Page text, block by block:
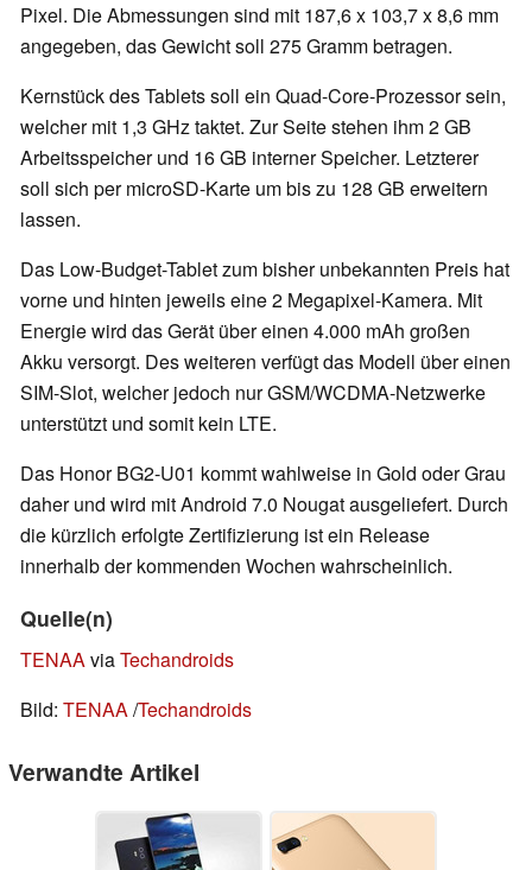
Pixel. Die Abmessungen sind mit 187,6 x 103,7 x 8,6 mm
angegeben, das Gewicht soll 275 Gramm betragen.
Kernstück des Tablets soll ein Quad-Core-Prozessor sein,
welcher mit 1,3 GHz taktet. Zur Seite stehen ihm 2 GB
Arbeitsspeicher und 16 GB interner Speicher. Letzterer
soll sich per microSD-Karte um bis zu 128 GB erweitern
lassen.
Das Low-Budget-Tablet zum bisher unbekannten Preis hat
vorne und hinten jeweils eine 2 Megapixel-Kamera. Mit
Energie wird das Gerät über einen 4.000 mAh großen
Akku versorgt. Des weiteren verfügt das Modell über einen
SIM-Slot, welcher jedoch nur GSM/WCDMA-Netzwerke
unterstützt und somit kein LTE.
Das Honor BG2-U01 kommt wahlweise in Gold oder Grau
daher und wird mit Android 7.0 Nougat ausgeliefert. Durch
die kürzlich erfolgte Zertifizierung ist ein Release
innerhalb der kommenden Wochen wahrscheinlich.
Quelle(n)
TENAAviaTechandroids
Bild: TENAA/Techandroids
Verwandte Artikel